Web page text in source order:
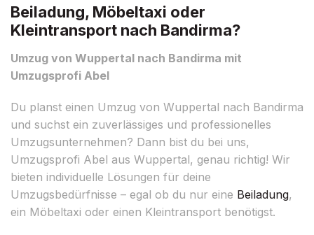
Beiladung, Möbeltaxi oder
Kleintransport nach Bandirma?
Umzug von Wuppertal nach Bandirma mit
Umzugsprofi Abel
Du planst einen Umzug von Wuppertal nach Bandirma
und suchst ein zuverlässiges und professionelles
Umzugsunternehmen? Dann bist du bei uns,
Umzugsprofi Abel aus Wuppertal, genau richtig! Wir
bieten individuelle Lösungen für deine
Umzugsbedürfnisse – egal ob du nur eine Beiladung,
ein Möbeltaxi oder einen Kleintransport benötigst.